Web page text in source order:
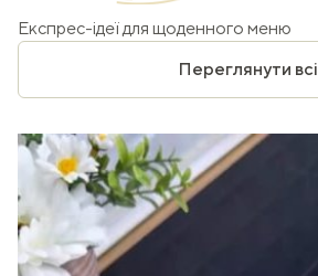
Експрес-ідеї для щоденного меню
Переглянути всі